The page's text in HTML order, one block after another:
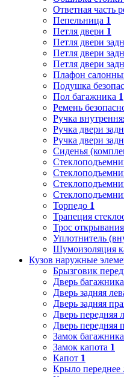
Ответная часть
Пепельница 1
Петля двери 1
Петля двери
Петля двери
Петля двери
Плафон
Подушка
Пол багажника 1
Ремень
Ручка
Ручка двери
Ручка двери
Сиденья
Торпедо 1
Трапеция
Трос
Уплотнитель
Шумоизоляция
Кузов наружные
Брызговик
Дверь багажника
Дверь задняя
Дверь задняя
Дверь передняя
Дверь передняя
Замок багажника
Замок капота 1
Капот 1
Крыло переднее